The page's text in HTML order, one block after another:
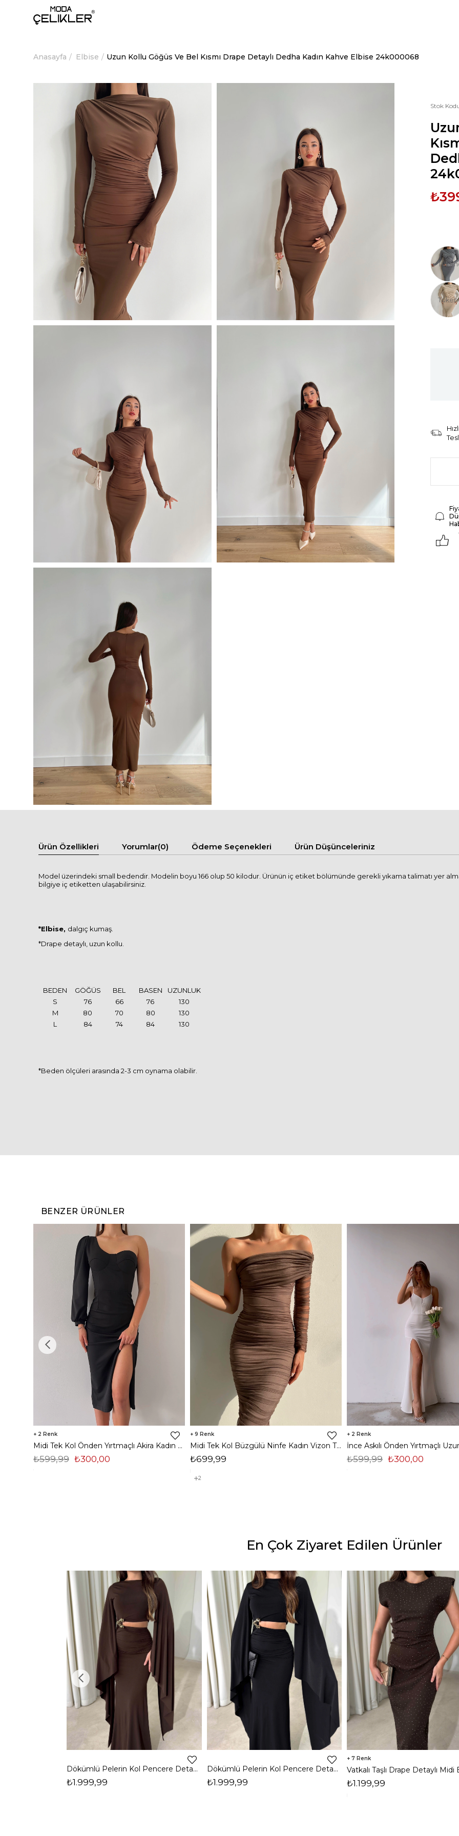
Anasayfa Elbise Uzun Kollu Göğüs Ve Bel Kısmı Drape Detaylı Dedha Kadın Kahve Elbise 24k000068
Stok
Hızlı
Ürün Özellikleri Yorumlar(0) Ödeme Seçenekleri Ürün Düşünceleriniz
Model üzerindeki small bedendir. Modelin boyu 166 olup 50 kilodur. Ürünün iç etiket bölümünde gerekli yıkama talimatı yer
bilgiye iç etiketten ulaşabilirsiniz.
*Elbise, dalgıç kumaş.
*Drape detaylı, uzun kollu.
BEDEN GÖĞÜS BEL BASEN
UZUNLUK
S
76 66 76
130
M
80 70 80
130
L
84 74 84 130
*Beden ölçüleri arasında 2-3 cm oynama olabilir.
BENZER ÜRÜNLER
2
Midi Tek Kol Önden Yırtmaçlı Akira Kadın Siyah Elbise 22K000228
₺300,00
₺599,99
9
Midi Tek Kol Büzgülü Ninfe Kadın Vizon Tül Elbise 22K000524
₺699,99
2
2
₺300,00
₺599,99
En Çok Ziyaret Edilen Ürünler
Dökümlü Pelerin Kol Pencere Detaylı Maxi Kahverengi Arlev Kadın Elbise 26Y511
₺1.999,99
Dökümlü Pelerin Kol Pencere Detaylı Maxi Siyah Arlev Kadın Elbise 26Y511
₺1.999,99
7
₺1.199,99